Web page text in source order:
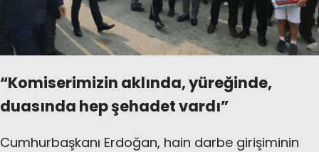
“Komiserimizin aklında, yüreğinde,
duasında hep şehadet vardı”
Cumhurbaşkanı Erdoğan, hain darbe girişiminin